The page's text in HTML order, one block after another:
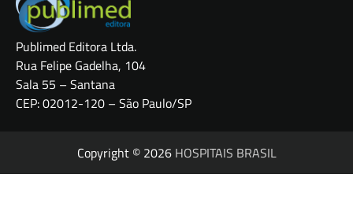
Publimed Editora Ltda.
Rua Felipe Gadelha, 104
Sala 55 – Santana
CEP: 02012-120 – São Paulo/SP
Copyright © 2026 HOSPITAIS BRASIL